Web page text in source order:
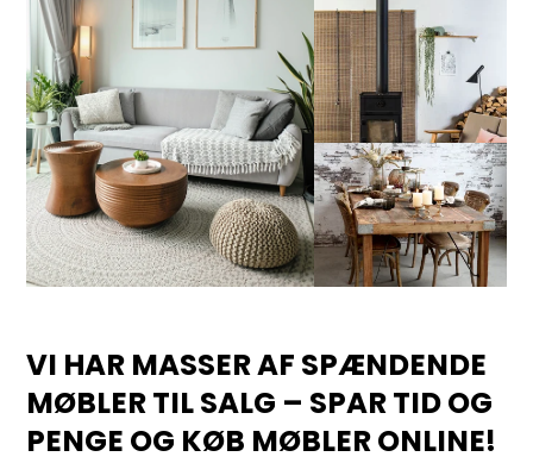
VI HAR MASSER AF SPÆNDENDE
MØBLER TIL SALG – SPAR TID OG
PENGE OG KØB MØBLER ONLINE!